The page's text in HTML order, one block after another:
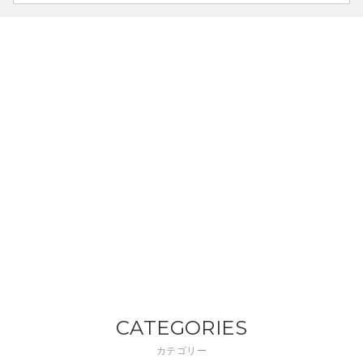
CATEGORIES
カテゴリー